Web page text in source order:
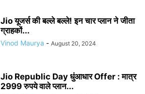
Jio यूजर्स की बल्ले बल्ले! इन चार प्लान ने जीता
ग्राहकों...
Vinod Maurya - August 20, 2024
Jio Republic Day धुंआधार Offer : मात्र
2999 रुपये वाले प्लान...